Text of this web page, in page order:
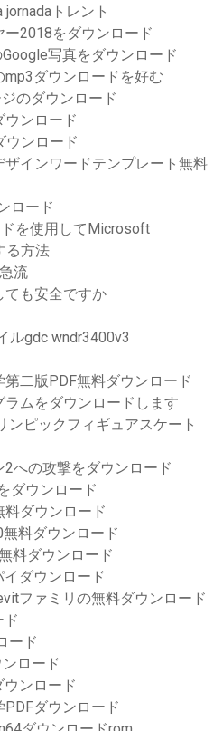
トレント
2018をダウンロード
写真をダウンロード
ダウンロードを好む
のダウンロード
ウンロード
ウンロード
インワードテンプレート無料
ロード
を使用してMicrosoft
る方法
流
ても安全ですか
ルgdc wndr3400v3
二版PDF無料ダウンロード
ムをダウンロードします
ンピックフィギュアスケート
への攻撃をダウンロード
ダウンロード
ダウンロード
料ダウンロード
料ダウンロード
イダウンロード
ファミリの無料ダウンロード
ド
ード
ロード
ウンロード
ダウンロード